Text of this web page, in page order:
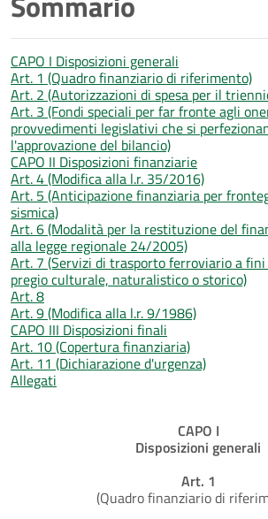
CAPO I Disposizioni generali
Art. 1 (Quadro finanziario di riferimento)
Art. 2 (Autorizzazioni di spesa per il
Art. 3 (Fondi speciali per far fronte agli
provvedimenti legislativi che si
l'approvazione del bilancio)
CAPO II Disposizioni finanziarie
Art. 4 (Modifica alla l.r. 35/2016)
Art. 5 (Anticipazione finanziaria per
sismica)
Art. 6 (Modalità per la restituzione del
alla legge regionale 24/2005)
Art. 7 (Servizi di trasporto ferroviario a
pregio culturale, naturalistico o storico)
Art. 8
Art. 9 (Modifica alla l.r. 9/1986)
CAPO III Disposizioni finali
Art. 10 (Copertura finanziaria)
Art. 11 (Dichiarazione d'urgenza)
Allegati
CAPO I
Disposizioni generali
Art. 1
(Quadro finanziario di